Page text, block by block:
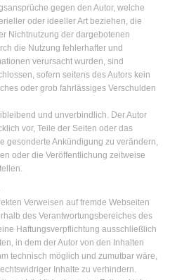
gegen den Autor, welche
oder ideeller Art beziehen, die
Nichtnutzung der dargebotenen
die Nutzung fehlerhafter und
verursacht wurden, sind
sofern seitens des Autors kein
oder grob fahrlässiges Verschulden
und unverbindlich. Der Autor
vor, Teile der Seiten oder das
gesonderte Ankündigung zu verändern,
oder die Veröffentlichung zeitweise
Verweisen auf fremde Webseiten
des Verantwortungsbereiches des
Haftungsverpflichtung ausschließlich
in dem der Autor von den Inhalten
technisch möglich und zumutbar wäre,
Inhalte zu verhindern.